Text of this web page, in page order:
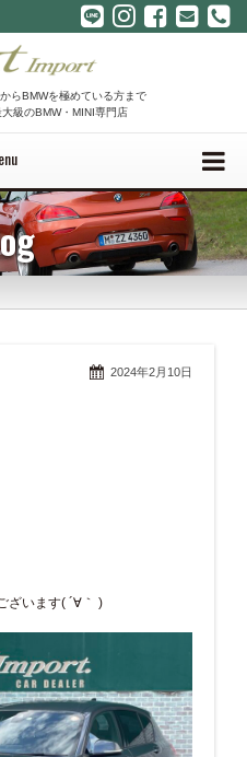
らBMWを極めている方まで
級のBMW・MINI専門店
2024年2月10日
ざいます( ´∀｀ )